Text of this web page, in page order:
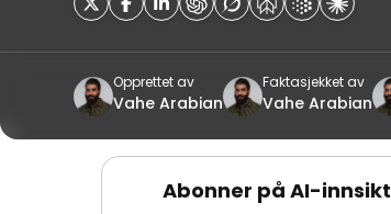
Opprettet av
Vahe Arabian
Faktasjekket av
Vahe Arabian
Abonner på AI-innsikt